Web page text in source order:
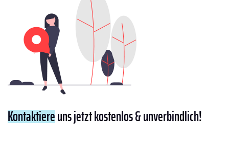
Kontaktiereuns jetzt kostenlos & unverbindlich!